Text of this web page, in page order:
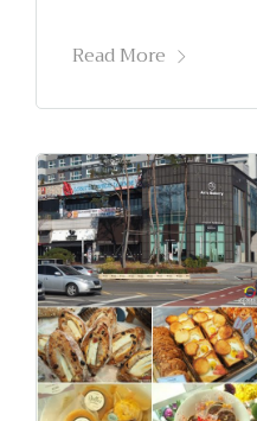
Read More